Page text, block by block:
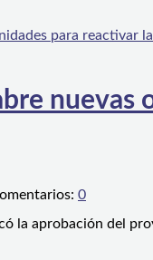
0
la aprobación del